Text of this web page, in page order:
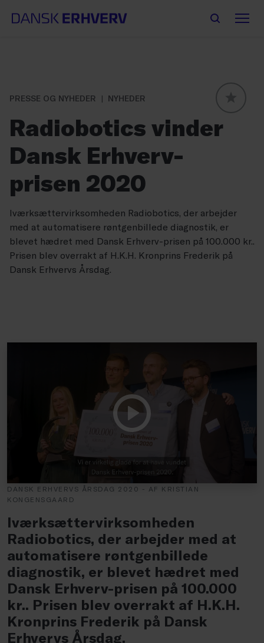
PRESSE OG NYHEDER
NYHEDER
Radiobotics vinder
Dansk Erhverv-
prisen 2020
Iværksættervirksomheden Radiobotics, der arbejder
med at automatisere røntgenbillede diagnostik, er
blevet hædret med Dansk Erhverv-prisen på 100.000 kr..
Prisen blev overrakt af H.K.H. Kronprins Frederik på
Dansk Erhvervs Årsdag.
DANSK ERHVERVS ÅRSDAG 2020 - AF KRISTIAN
KONGENSGAARD
Iværksættervirksomheden
Radiobotics, der arbejder med at
automatisere røntgenbillede
diagnostik, er blevet hædret med
Dansk Erhverv-prisen på 100.000
kr.. Prisen blev overrakt af H.K.H.
Kronprins Frederik på Dansk
Erhvervs Årsdag.